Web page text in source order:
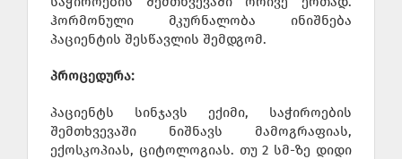
ჰორმონული მკურნალობა ინიშნება
პაციენტის შესწავლის შემდგომ.
პროცედურა:
პაციენტს სინჯავს ექიმი, საჭიროების
შემთხვევაში ნიშნავს მამოგრაფიას,
ექოსკოპიას, ციტოლოგიას. თუ 2 სმ-ზე დიდი